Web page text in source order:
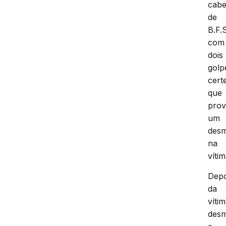
de
com
dois
que
um
na
da